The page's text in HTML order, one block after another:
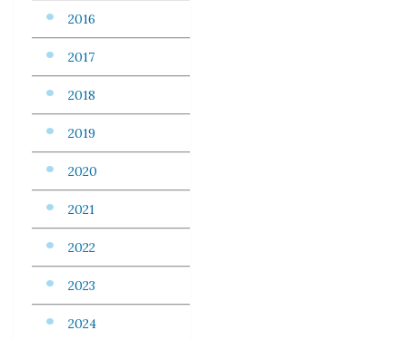
2016
2017
2018
2019
2020
2021
2022
2023
2024